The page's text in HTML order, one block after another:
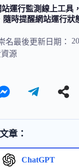
站運行監測線上工具
隨時提醒網站運行狀
名最後更新日期：
源
章：
ChatGPT